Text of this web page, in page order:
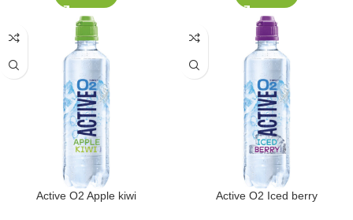
Active O2 Apple kiwi Active O2 Iced berry